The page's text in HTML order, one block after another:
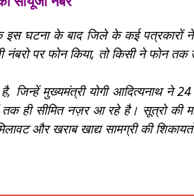
इस घटना के बाद जिले के कई
नंबरो पर फोन किया, तो किसी ने फोन तक
है, जिन्हें मुख्यमंत्री योगी आदित्यनाथ
ही सीमित नज़र आ रहे है। सूत्रो की
और खराब खाद्य सामग्री की